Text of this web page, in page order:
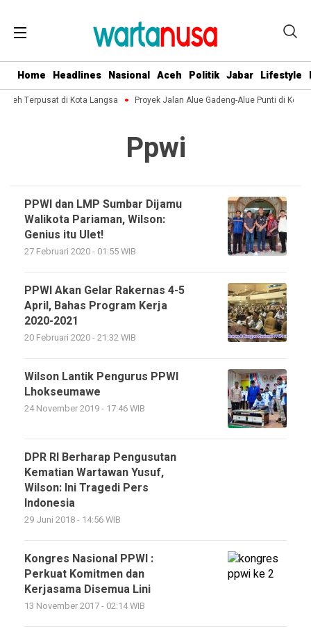
Home Headlines Nasional Aceh Politik Jabar Lifestyle
Terpusat di Kota Langsa Proyek Jalan Alue Gadeng-Alue Punti di
Ppwi
PPWI dan LMP Sumbar Dijamu
Walikota Pariaman, Wilson:
Genius itu Ulet!
27 Februari 2020 - 01:55 WIB
PPWI Akan Gelar Rakernas 4-5
April, Bahas Program Kerja
2020-2021
20 Februari 2020 - 21:32 WIB
Wilson Lantik Pengurus PPWI
Lhokseumawe
24 November 2019 - 17:46 WIB
DPR RI Berharap Pengusutan
Kematian Wartawan Yusuf,
Wilson: Ini Tragedi Pers
Indonesia
29 Juni 2018 - 14:56 WIB
Kongres Nasional PPWI :
Perkuat Komitmen dan
Kerjasama Disemua Lini
13 November 2017 - 02:14 WIB